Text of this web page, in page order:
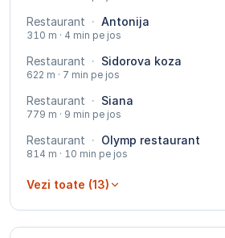
Restaurant · Antonija
310 m · 4 min pe jos
Restaurant · Sidorova koza
622 m · 7 min pe jos
Restaurant · Siana
779 m · 9 min pe jos
Restaurant · Olymp restaurant
814 m · 10 min pe jos
Vezi toate (13)